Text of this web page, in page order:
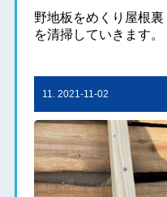
野地板をめくり屋根裏
を清掃していきます。
11. 2021-11-02